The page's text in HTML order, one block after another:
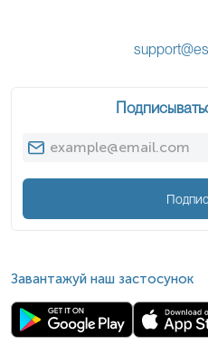
Завантажуй наш застосунок